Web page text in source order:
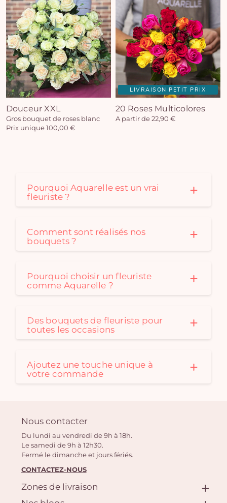
Douceur XXL
Gros bouquet de roses blanc
Prix unique 100,00 €
LIVRAISON PETIT PRIX
20 Roses Multicolores
A partir de 22,90 €
Pourquoi Aquarelle est un vrai
fleuriste ?
Comment sont réalisés nos
bouquets ?
Pourquoi choisir un fleuriste
comme Aquarelle ?
Des bouquets de fleuriste pour
toutes les occasions
Ajoutez une touche unique à
votre commande
Nous contacter
Du lundi au vendredi de 9h à 18h.
Le samedi de 9h à 12h30.
Fermé le dimanche et jours fériés.
CONTACTEZ-NOUS
Zones de livraison